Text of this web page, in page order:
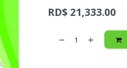
RD$ 21,333.00